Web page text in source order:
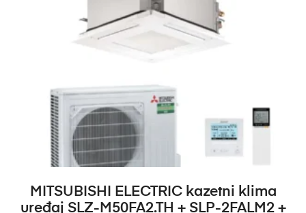
DODAJ U KOŠARICU
MITSUBISHI ELECTRIC kazetni klima
uređaj SLZ-M50FA2.TH + SLP-2FALM2 +